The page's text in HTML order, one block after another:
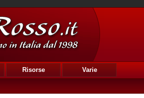
Risorse Varie